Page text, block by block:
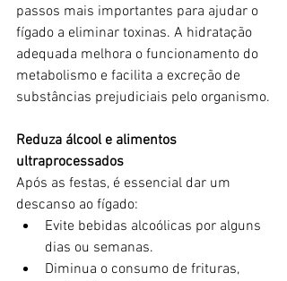
passos mais importantes para ajudar o
fígado a eliminar toxinas. A hidratação
adequada melhora o funcionamento do
metabolismo e facilita a excreção de
substâncias prejudiciais pelo organismo.
Reduza álcool e alimentos
ultraprocessados
Após as festas, é essencial dar um
descanso ao fígado:
Evite bebidas alcoólicas por alguns
dias ou semanas.
Diminua o consumo de frituras,